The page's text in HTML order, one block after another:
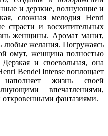
и дерзкие, волнующие и
сложная мелодия Henri
страсти и восхитительных
женщины. Аромат манит,
любые желания. Погружаясь
омут, женщина полностью
и своевольная, она
Bendel Intense воплощает
жизнь своей
впечатлениями,
фантазиями.